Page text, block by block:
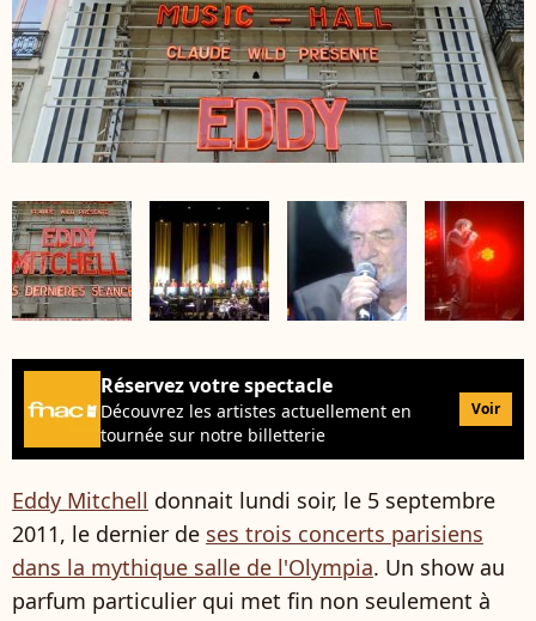
Réservez votre spectacle
Découvrez les artistes actuellement en
tournée sur notre billetterie
Voir
Eddy Mitchell donnait lundi soir, le 5 septembre
2011, le dernier de ses trois concerts parisiens
dans la mythique salle de l'Olympia. Un show au
parfum particulier qui met fin non seulement à